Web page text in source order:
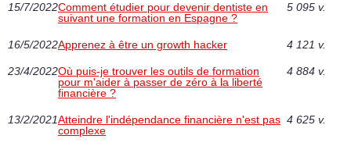
15/7/2022Comment étudier pour devenir dentiste en
suivant une formation en Espagne ‎?
5 095 v.
16/5/2022Apprenez à être un growth hacker 4 121 v.
23/4/2022Où puis-je trouver les outils de formation
pour m'aider à passer de zéro à la liberté
financière ?
4 884 v.
13/2/2021Atteindre l'indépendance financière n'est pas
complexe
4 625 v.